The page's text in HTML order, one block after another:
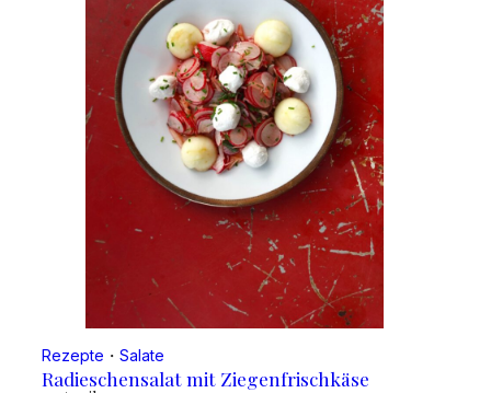
Rezepte ・ Salate
Radieschensalat mit Ziegenfrischkäse